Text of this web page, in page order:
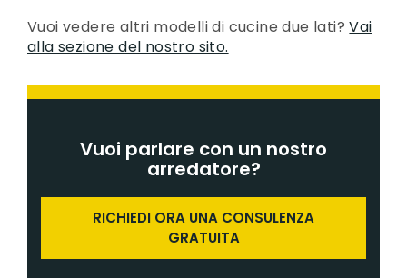
Vuoi vedere altri modelli di cucine due lati?Vai
alla sezione del nostro sito.
Vuoi parlare con un nostro
arredatore?
RICHIEDI ORA UNA CONSULENZA
GRATUITA